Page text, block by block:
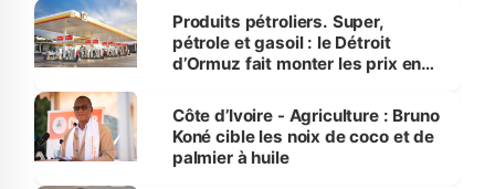
menacées
Produits pétroliers. Super,
pétrole et gasoil : le Détroit
d’Ormuz fait monter les prix en
Côte d’Ivoire - Agriculture : Bruno
Koné cible les noix de coco et de
palmier à huile